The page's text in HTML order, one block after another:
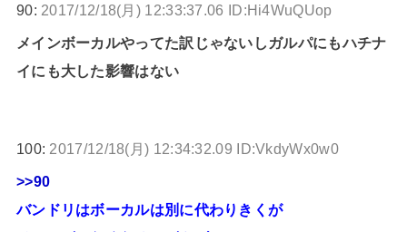
90: 2017/12/18(月) 12:33:37.06 ID:Hi4WuQUop
メインボーカルやってた訳じゃないしガルパにもハチナ
イにも大した影響はない
100: 2017/12/18(月) 12:34:32.09 ID:VkdyWx0w0
>>90
バンドリはボーカルは別に代わりきくが